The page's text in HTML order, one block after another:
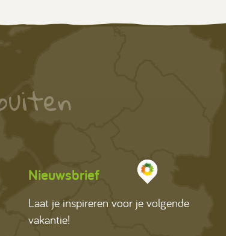
Nieuwsbrief
Laat je inspireren voor je volgende
vakantie!